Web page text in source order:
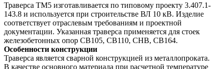
Траверса ТМ5 изготавливается по типовому проекту 3.407.1-
143.8 и используется при строительстве ВЛ 10 кВ. Изделие
соответствует отраслевым требованиям и проектной
документации. Указанная траверса применяется для стоек
железобетонных опор СВ105, СВ110, СНВ, СВ164.
Особенности конструкции
Траверса является сварной конструкцией из металлопроката.
В качестве основного материала при расчетной температуре